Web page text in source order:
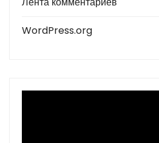
WordPress.org